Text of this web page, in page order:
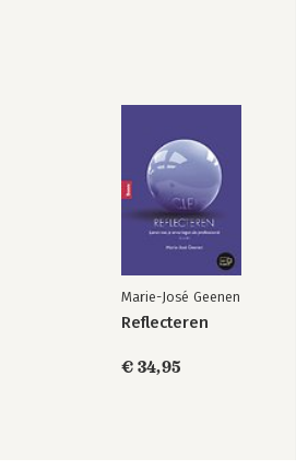
kunnen krijgen op hun leven. Niemand
oordelen respecteert hoe de ander dat
Jolanda is sinds 2015 NOBCO en EMCC
gecertificeerd coach.
Marie-José Geenen
Reflecteren
€ 34,95